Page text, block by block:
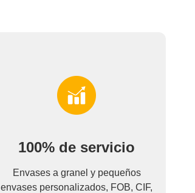
100% de servicio
Envases a granel y pequeños
envases personalizados, FOB, CIF,